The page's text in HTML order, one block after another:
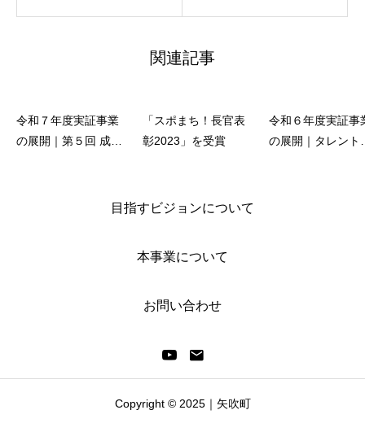
関連記事
令和７年度実証事業
の展開｜第５回 成人
「スポまち！長官表
彰2023」を受賞
令和６年度実証事
の展開｜タレント
目指すビジョンについて
本事業について
お問い合わせ
Copyright © 2025｜矢吹町